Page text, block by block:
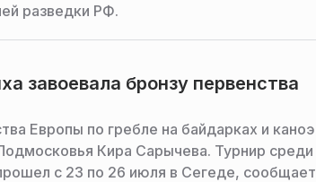
разведки РФ.
завоевала бронзу первенства
Европы по гребле на байдарках и каноэ
Кира Сарычева. Турнир среди
с 23 по 26 июля в Сегеде, сообщает